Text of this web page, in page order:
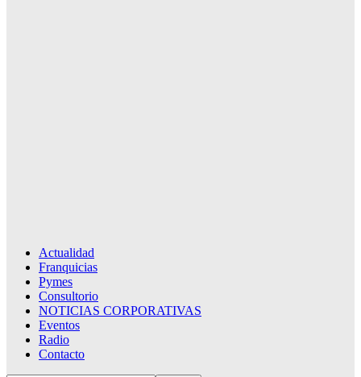
Actualidad
Franquicias
Pymes
Consultorio
NOTICIAS CORPORATIVAS
Eventos
Radio
Contacto